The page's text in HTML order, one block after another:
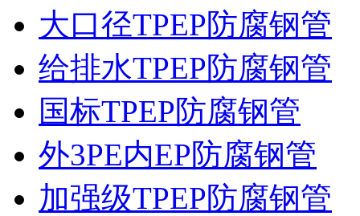
大口径TPEP防腐钢管
给排水TPEP防腐钢管
国标TPEP防腐钢管
外3PE内EP防腐钢管
加强级TPEP防腐钢管